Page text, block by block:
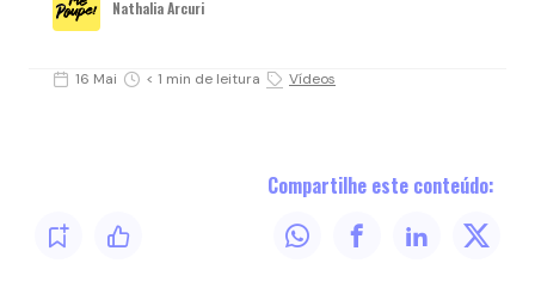
Nathalia Arcuri
16 Mai < 1 min de leitura Vídeos
Compartilhe este conteúdo: